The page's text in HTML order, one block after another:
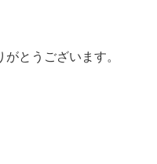
がとうございます。